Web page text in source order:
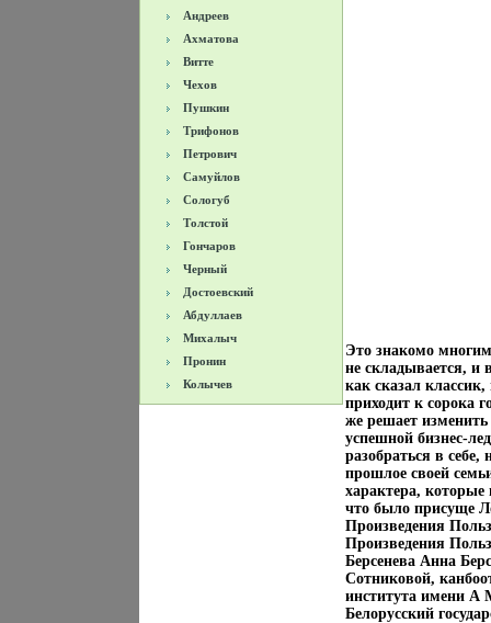
Андреев
Ахматова
Витте
Чехов
Пушкин
Трифонов
Петрович
Самуйлов
Сологуб
Толстой
Гончаров
Черный
Достоевский
Абдуллаев
Михалыч
Пронин
Колычев
Это знакомо
не складывается, и
как сказал
приходит к сорока
же решает
успешной бизнес-
разобраться в
прошлое своей
характера,
что было присуще
Произведения
Произведения
Берсенева Анна
Сотниковой,
института имени А
Белорусский